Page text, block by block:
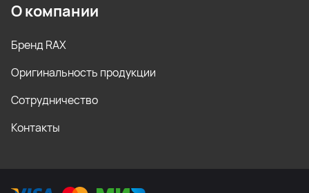
О компании
Бренд RAX
Оригинальность продукции
Сотрудничество
Контакты